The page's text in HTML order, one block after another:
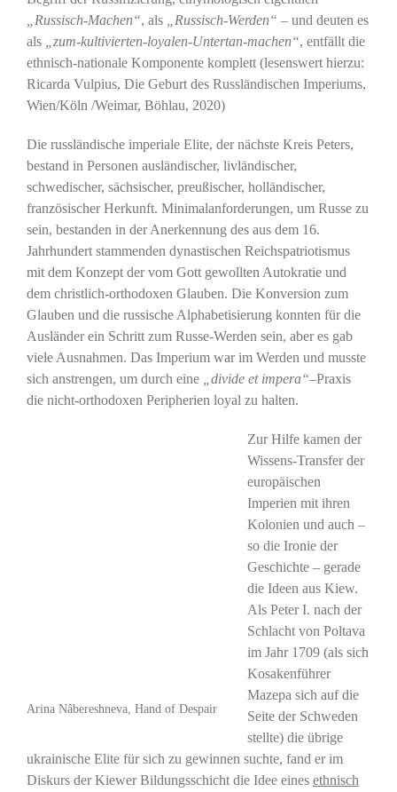
„Russisch-Machen“, als „Russisch-Werden“ – und deuten es
als
„zum-kultivierten-loyalen-Untertan-machen“, entfällt die
ethnisch-nationale Komponente komplett (lesenswert hierzu:
Ricarda Vulpius, Die Geburt des Russländischen Imperiums,
Wien/Köln /Weimar, Böhlau, 2020)
Die russländische imperiale Elite, der nächste Kreis Peters,
bestand in Personen ausländischer, livländischer,
schwedischer, sächsischer, preußischer, holländischer,
französischer Herkunft. Minimalanforderungen, um Russe zu
sein, bestanden in der Anerkennung des aus dem 16.
Jahrhundert stammenden dynastischen Reichspatriotismus
mit dem Konzept der vom Gott gewollten Autokratie und
dem christlich-orthodoxen Glauben. Die Konversion zum
Glauben und die russische Alphabetisierung konnten für die
Ausländer ein Schritt zum Russe-Werden sein, aber es gab
viele Ausnahmen. Das Imperium war im Werden und musste
sich anstrengen, um durch eine
divide et impera“–Praxis
die nicht-orthodoxen Peripherien loyal zu halten.
Arina Nâbereshneva, Hand of Despair
Zur Hilfe kamen der
Wissens-Transfer der
europäischen
Imperien mit ihren
Kolonien und auch –
so die Ironie der
Geschichte – gerade
die Ideen aus Kiew.
Als Peter I. nach der
Schlacht von Poltava
im Jahr 1709 (als sich
Kosakenführer
Mazepa sich auf die
Seite der Schweden
stellte) die übrige
ukrainische Elite für sich zu gewinnen suchte, fand er im
Diskurs der Kiewer Bildungsschicht die Idee eines ethnisch